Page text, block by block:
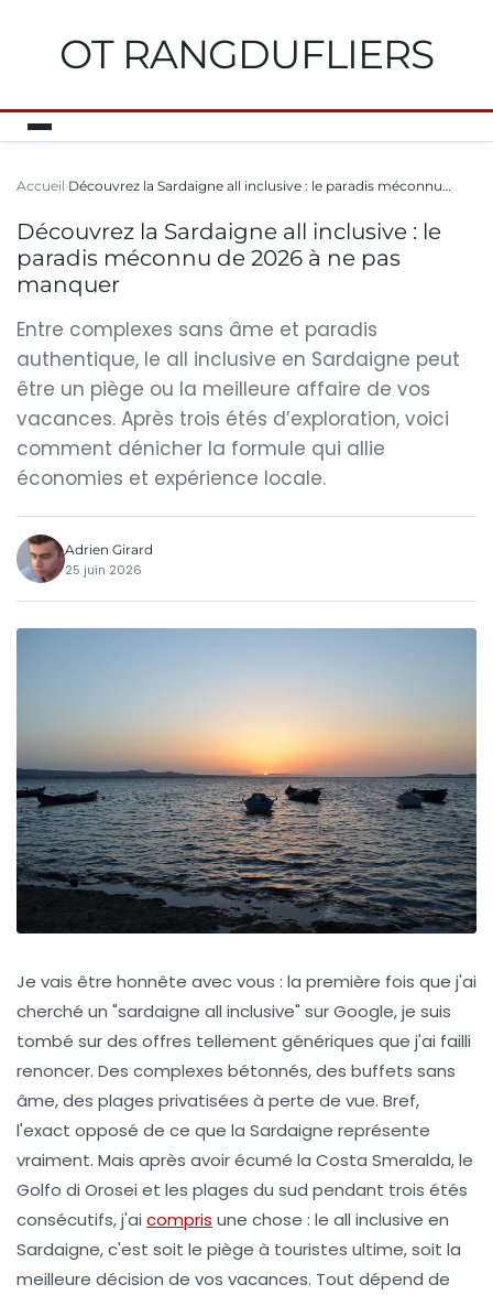
OT RANGDUFLIERS
Accueil Découvrez la Sardaigne all inclusive : le paradis méconnu…
Découvrez la Sardaigne all inclusive : le
paradis méconnu de 2026 à ne pas
manquer
Entre complexes sans âme et paradis
authentique, le all inclusive en Sardaigne peut
être un piège ou la meilleure affaire de vos
vacances. Après trois étés d’exploration, voici
comment dénicher la formule qui allie
économies et expérience locale.
Adrien Girard
25 juin 2026
Je vais être honnête avec vous : la première fois que j'ai
cherché un "sardaigne all inclusive" sur Google, je suis
tombé sur des offres tellement génériques que j'ai failli
renoncer. Des complexes bétonnés, des buffets sans
âme, des plages privatisées à perte de vue. Bref,
l'exact opposé de ce que la Sardaigne représente
vraiment. Mais après avoir écumé la Costa Smeralda, le
Golfo di Orosei et les plages du sud pendant trois étés
consécutifs, j'ai compris une chose : le all inclusive en
Sardaigne, c'est soit le piège à touristes ultime, soit la
meilleure décision de vos vacances. Tout dépend de